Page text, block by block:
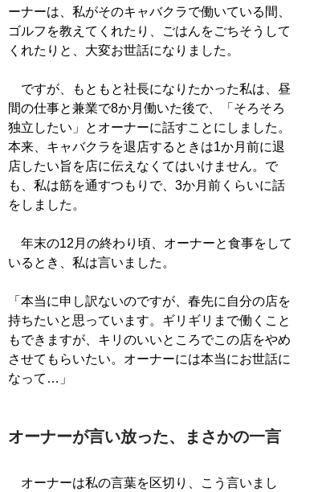
ーナーは、私がそのキャバクラで働いている間、
ゴルフを教えてくれたり、ごはんをごちそうして
くれたりと、大変お世話になりました。
ですが、もともと社長になりたかった私は、昼
間の仕事と兼業で8か月働いた後で、「そろそろ
独立したい」とオーナーに話すことにしました。
本来、キャバクラを退店するときは1か月前に退
店したい旨を店に伝えなくてはいけません。で
も、私は筋を通すつもりで、3か月前くらいに話
をしました。
年末の12月の終わり頃、オーナーと食事をして
いるとき、私は言いました。
「本当に申し訳ないのですが、春先に自分の店を
持ちたいと思っています。ギリギリまで働くこと
もできますが、キリのいいところでこの店をやめ
させてもらいたい。オーナーには本当にお世話に
なって…」
オーナーが言い放った、まさかの一言
オーナーは私の言葉を区切り、こう言いまし